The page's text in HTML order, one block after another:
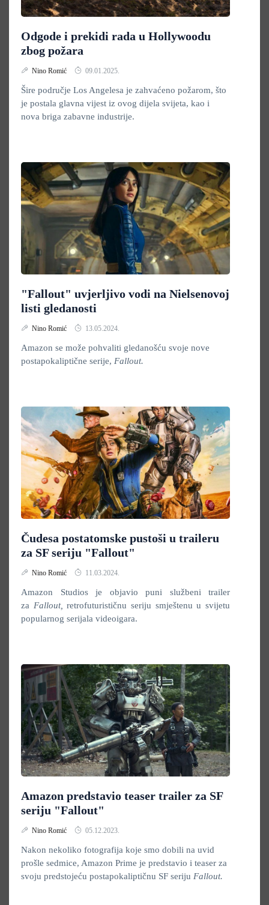
Odgode i prekidi rada u Hollywoodu
zbog požara
Nino Romić 09.01.2025.
Šire područje Los Angelesa je zahvaćeno požarom, što
je postala glavna vijest iz ovog dijela svijeta, kao i
nova briga zabavne industrije.
"Fallout" uvjerljivo vodi na Nielsenovoj
listi gledanosti
Nino Romić 13.05.2024.
Amazon se može pohvaliti gledanošću svoje nove
postapokaliptične serije, Fallout.
Čudesa postatomske pustoši u traileru
za SF seriju "Fallout"
Nino Romić 11.03.2024.
Amazon Studios je objavio puni službeni trailer
za Fallout,retrofuturističnu seriju smještenu u svijetu
popularnog serijala videoigara.
Amazon predstavio teaser trailer za SF
seriju "Fallout"
Nino Romić 05.12.2023.
Nakon nekoliko fotografija koje smo dobili na uvid
prošle sedmice, Amazon Prime je predstavio i teaser za
svoju predstojeću postapokaliptičnu SF seriju Fallout.